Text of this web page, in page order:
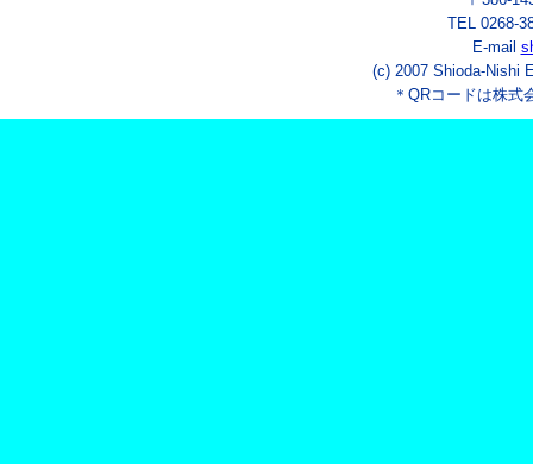
TEL 0268-
E-mail
(c) 2007 Shioda-Nishi
＊QRコードは株式